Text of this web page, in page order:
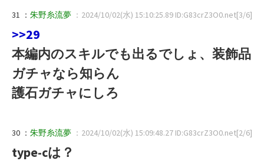
31 ： 朱野糸流夢 ：2024/10/02(水) 15:10:25.89 ID:G83crZ3O0.net[3/6]
>>29
本編内のスキルでも出るでしょ、装飾品
ガチャなら知らん
護石ガチャにしろ
30 ： 朱野糸流夢 ：2024/10/02(水) 15:09:48.27 ID:G83crZ3O0.net[2/6]
type-cは？